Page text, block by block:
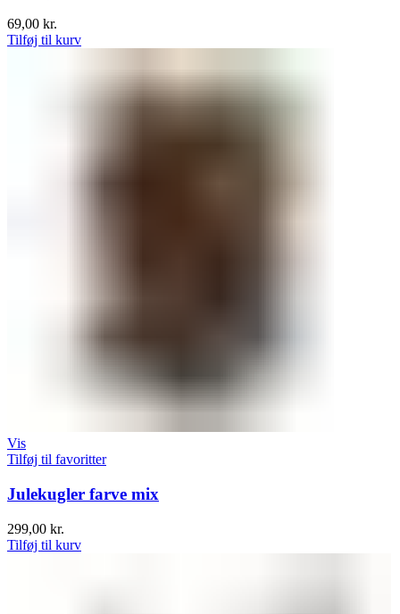
69,00 kr.
Tilføj til kurv
Vis
Tilføj til favoritter
Julekugler farve mix
299,00 kr.
Tilføj til kurv